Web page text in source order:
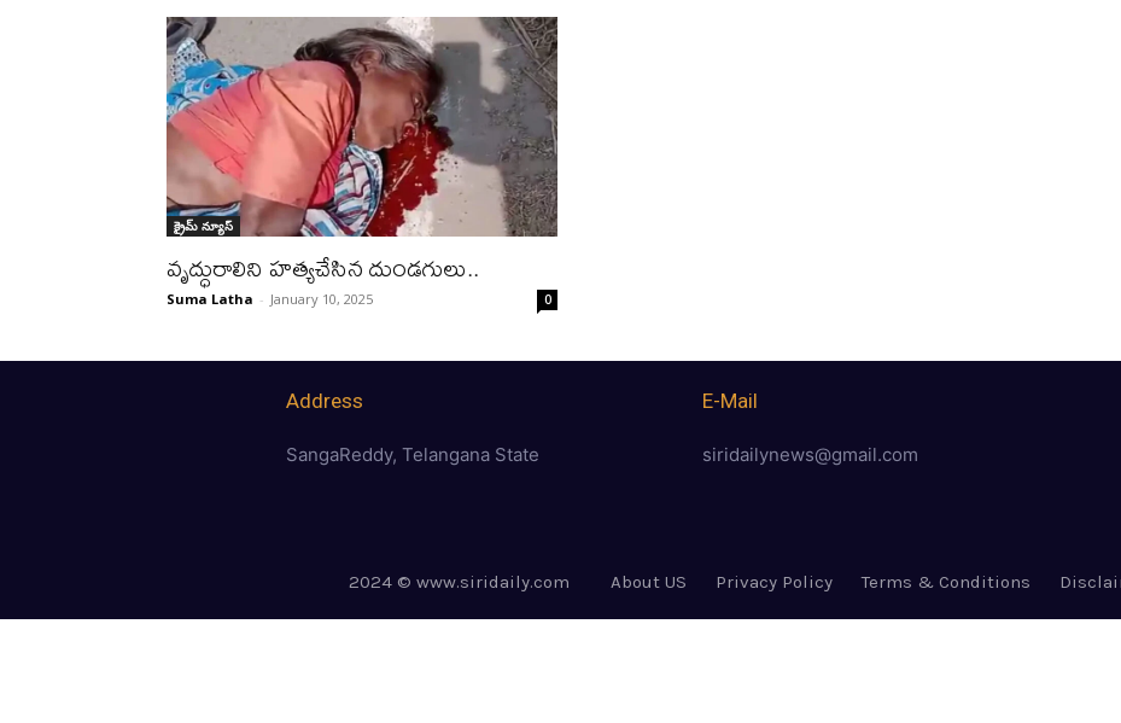
క్రైమ్ న్యూస్‌
వృద్ధురాలిని హత్యచేసిన దుండగులు..
Suma Latha - January 10, 2025 0
Address
SangaReddy, Telangana State
E-Mail
siridailynews@gmail.com
2024 © www.siridaily.com About US Privacy Policy Terms & Conditions